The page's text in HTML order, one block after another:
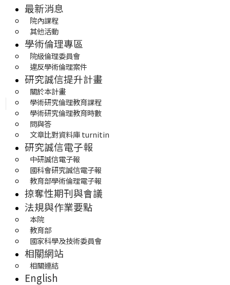
最新消息
院內課程
其他活動
學術倫理專區
院級倫理委員會
違反學術倫理案件
研究誠信提升計畫
關於本計畫
學術研究倫理教育課程
學術研究倫理教育時數
問與答
文章比對資料庫 turnitin
研究誠信電子報
中研誠信電子報
國科會研究誠信電子報
教育部學術倫理電子報
掠奪性期刊與會議
法規與作業要點
本院
教育部
國家科學及技術委員會
相關網站
相關連結
English